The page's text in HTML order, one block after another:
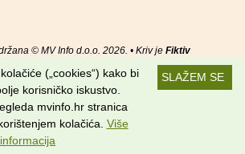
© MV Info d.o.o. 2026. • Kriv je Fiktiv
Uvjeti korištenja RSS kanali
Potraži nas na:
SLAŽEM SE
(„cookies“) kako bi
korisničko iskustvo.
mvinfo.hr stranica
kolačića. Više
informacija